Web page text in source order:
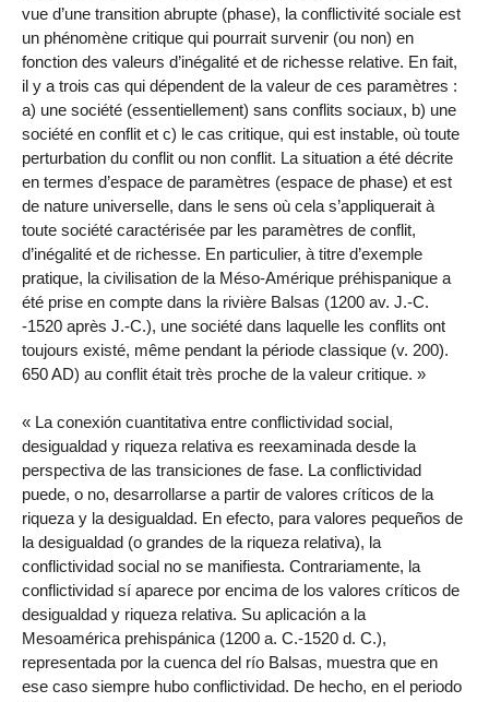
vue d’une transition abrupte (phase), la conflictivité sociale est
un phénomène critique qui pourrait survenir (ou non) en
fonction des valeurs d’inégalité et de richesse relative. En fait,
il y a trois cas qui dépendent de la valeur de ces paramètres :
a) une société (essentiellement) sans conflits sociaux, b) une
société en conflit et c) le cas critique, qui est instable, où toute
perturbation du conflit ou non conflit. La situation a été décrite
en termes d’espace de paramètres (espace de phase) et est
de nature universelle, dans le sens où cela s’appliquerait à
toute société caractérisée par les paramètres de conflit,
d’inégalité et de richesse. En particulier, à titre d’exemple
pratique, la civilisation de la Méso-Amérique préhispanique a
été prise en compte dans la rivière Balsas (1200 av. J.-C.
-1520 après J.-C.), une société dans laquelle les conflits ont
toujours existé, même pendant la période classique (v. 200).
650 AD) au conflit était très proche de la valeur critique. »
« La conexión cuantitativa entre conflictividad social,
desigualdad y riqueza relativa es reexaminada desde la
perspectiva de las transiciones de fase. La conflictividad
puede, o no, desarrollarse a partir de valores críticos de la
riqueza y la desigualdad. En efecto, para valores pequeños de
la desigualdad (o grandes de la riqueza relativa), la
conflictividad social no se manifiesta. Contrariamente, la
conflictividad sí aparece por encima de los valores críticos de
desigualdad y riqueza relativa. Su aplicación a la
Mesoamérica prehispánica (1200 a. C.-1520 d. C.),
representada por la cuenca del río Balsas, muestra que en
ese caso siempre hubo conflictividad. De hecho, en el periodo